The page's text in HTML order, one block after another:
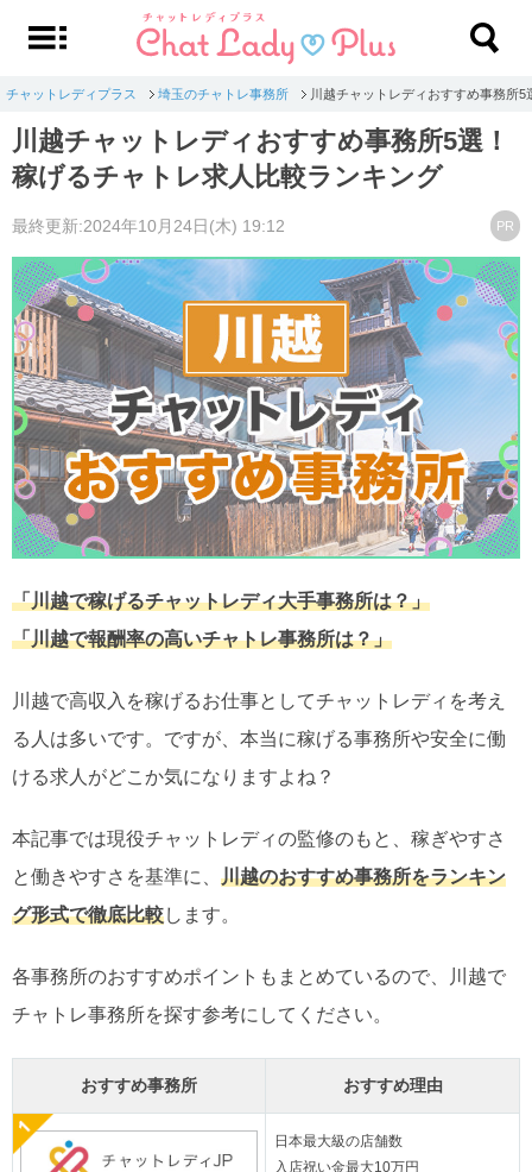
チャットレディプラス 埼玉のチャトレ事務所 川越チャットレディおすすめ事務所
川越チャットレディおすすめ事務所5選！
稼げるチャトレ求人比較ランキング
最終更新:2024年10月24日(木) 19:12 PR
「川越で稼げるチャットレディ大手事務所は？」
「川越で報酬率の高いチャトレ事務所は？」
川越で高収入を稼げるお仕事としてチャットレディを考え
る人は多いです。ですが、本当に稼げる事務所や安全に働
ける求人がどこか気になりますよね？
本記事では現役チャットレディの監修のもと、稼ぎやすさ
と働きやすさを基準に、 川越のおすすめ事務所をランキン
グ形式で徹底比較します。
各事務所のおすすめポイントもまとめているので、川越で
チャトレ事務所を探す参考にしてください。
おすすめ事務所 おすすめ理由
日本最大級の店舗数
入店祝い金最大10万円